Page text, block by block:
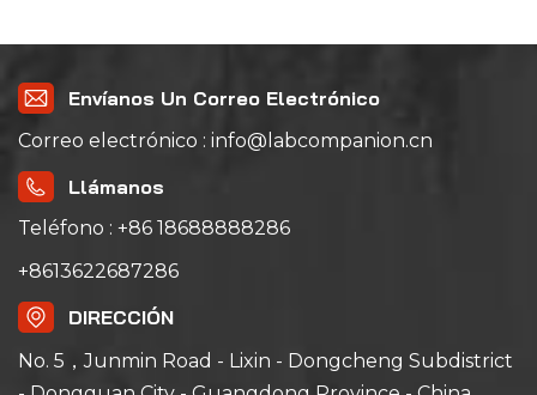
Envíanos Un Correo Electrónico
Correo electrónico : info@labcompanion.cn
Llámanos
Teléfono : +86 18688888286
+8613622687286
DIRECCIÓN
No. 5，Junmin Road - Lixin - Dongcheng Subdistrict